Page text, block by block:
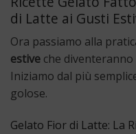
di Latte ai Gusti
Ora passiamo alla
estive che
Iniziamo dal più
golose.
Gelato Fior di Latte: La